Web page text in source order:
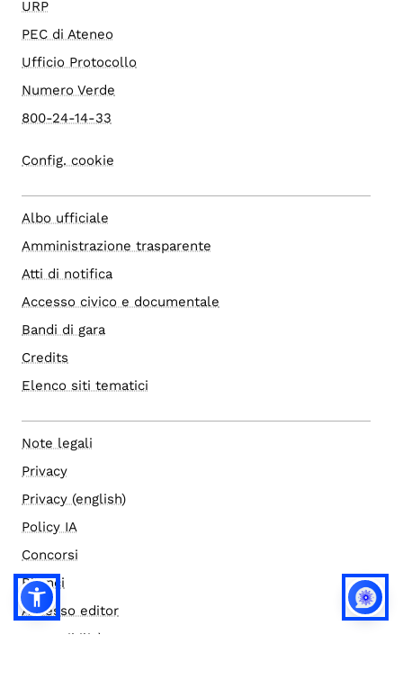
URP
PEC di Ateneo
Ufficio Protocollo
Numero Verde
800-24-14-33
Config. cookie
Albo ufficiale
Amministrazione trasparente
Atti di notifica
Accesso civico e documentale
Bandi di gara
Credits
Elenco siti tematici
Note legali
Privacy
Privacy (english)
Policy IA
Concorsi
Bilanci
Accesso editor
Accessibilità